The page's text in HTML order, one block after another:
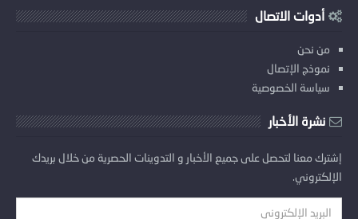
أدوات الاتصال
من نحن
نموذج الإتصال
سياسة الخصوصية
نشرة الأخبار
إشترك معنا لتحصل على جميع الأخبار و التدوينات الحصرية من خلال بريدك
الإلكتروني.